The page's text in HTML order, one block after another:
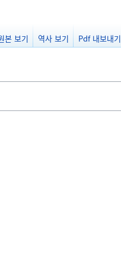
본 보기 역사 보기 Pdf 내보내기